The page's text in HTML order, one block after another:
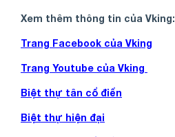
Xem thêm thông tin của Vking:
Trang Facebook của Vking
Trang Youtube của Vking
Biệt thự tân cổ điển
Biệt thự hiện đại